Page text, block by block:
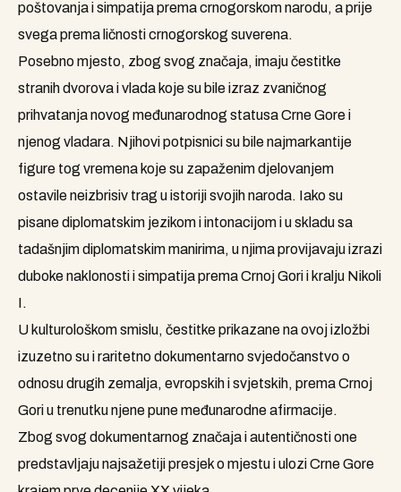
poštovanja i simpatija prema crnogorskom narodu, a prije
svega prema ličnosti crnogorskog suverena.
Posebno mjesto, zbog svog značaja, imaju čestitke
stranih dvorova i vlada koje su bile izraz zvaničnog
prihvatanja novog međunarodnog statusa Crne Gore i
njenog vladara. Njihovi potpisnici su bile najmarkantije
figure tog vremena koje su zapaženim djelovanjem
ostavile neizbrisiv trag u istoriji svojih naroda. Iako su
pisane diplomatskim jezikom i intonacijom i u skladu sa
tadašnjim diplomatskim manirima, u njima provijavaju izrazi
duboke naklonosti i simpatija prema Crnoj Gori i kralju Nikoli
I.
U kulturološkom smislu, čestitke prikazane na ovoj izložbi
izuzetno su i raritetno dokumentarno svjedočanstvo o
odnosu drugih zemalja, evropskih i svjetskih, prema Crnoj
Gori u trenutku njene pune međunarodne afirmacije.
Zbog svog dokumentarnog značaja i autentičnosti one
predstavljaju najsažetiji presjek o mjestu i ulozi Crne Gore